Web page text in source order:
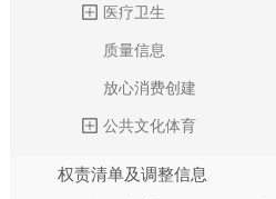
医疗卫生
质量信息
放心消费创建
公共文化体育
权责清单及调整信息